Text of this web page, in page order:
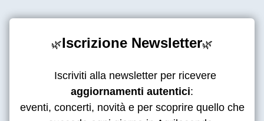
🌿Iscrizione Newsletter🌿
Iscriviti alla newsletter per ricevere
aggiornamenti autentici:
eventi, concerti, novità e per scoprire quello che